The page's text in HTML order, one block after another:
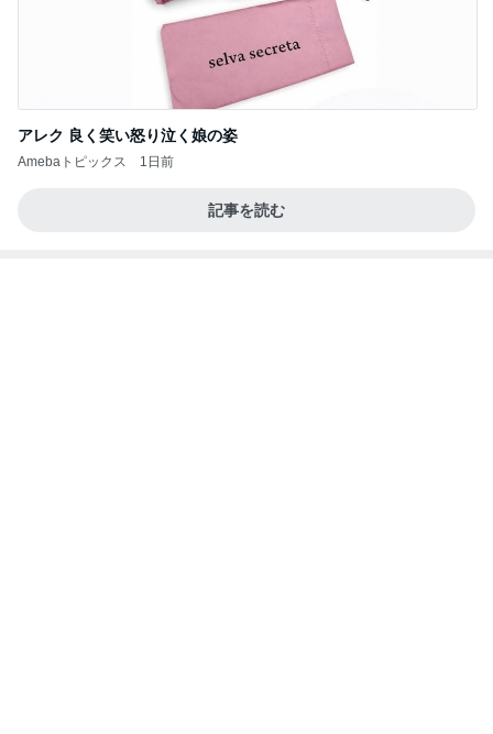
アレク 良く笑い怒り泣く娘の姿
Amebaトピックス 1日前
記事を読む